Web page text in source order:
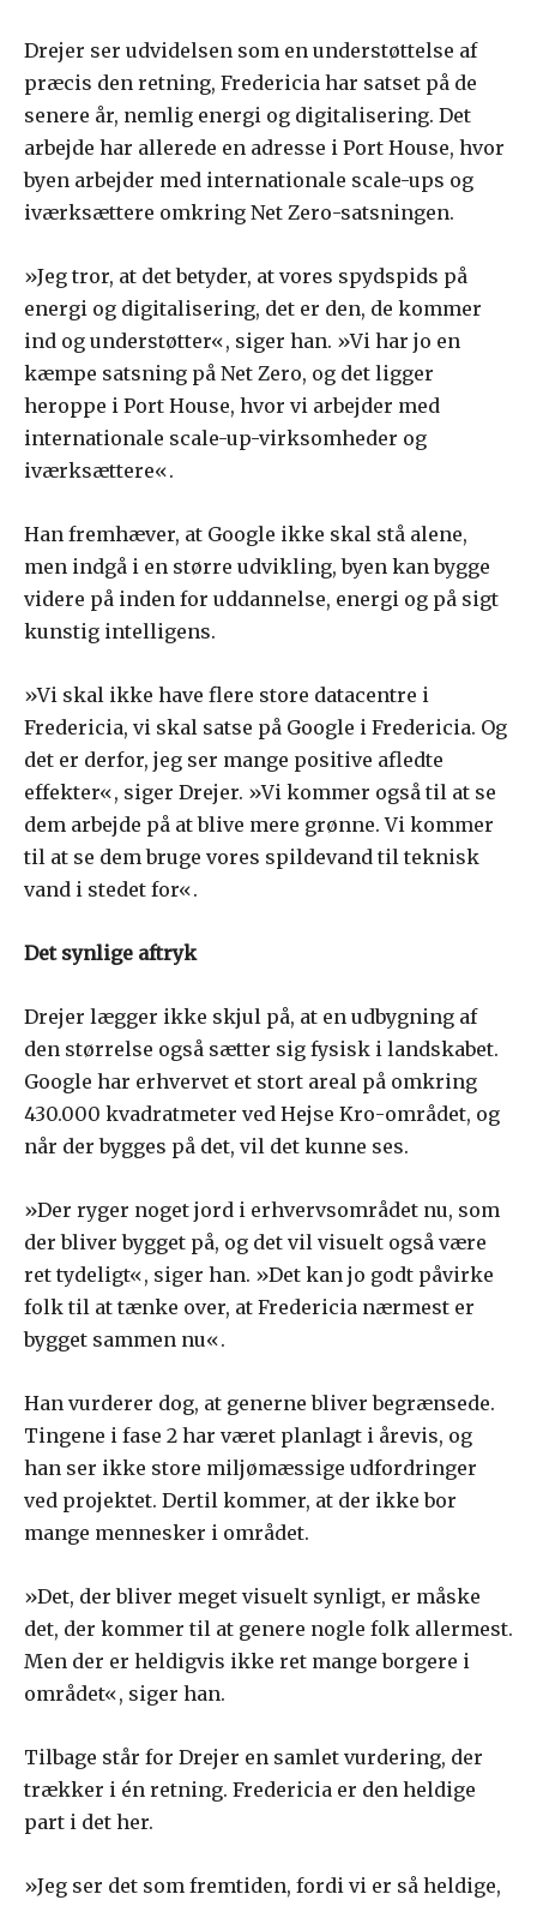
Drejer ser udvidelsen som en understøttelse af
præcis den retning, Fredericia har satset på de
senere år, nemlig energi og digitalisering. Det
arbejde har allerede en adresse i Port House, hvor
byen arbejder med internationale scale-ups og
iværksættere omkring Net Zero-satsningen.
»Jeg tror, at det betyder, at vores spydspids på
energi og digitalisering, det er den, de kommer
ind og understøtter«, siger han. »Vi har jo en
kæmpe satsning på Net Zero, og det ligger
heroppe i Port House, hvor vi arbejder med
internationale scale-up-virksomheder og
iværksættere«.
Han fremhæver, at Google ikke skal stå alene,
men indgå i en større udvikling, byen kan bygge
videre på inden for uddannelse, energi og på sigt
kunstig intelligens.
»Vi skal ikke have flere store datacentre i
Fredericia, vi skal satse på Google i Fredericia. Og
det er derfor, jeg ser mange positive afledte
effekter«, siger Drejer. »Vi kommer også til at se
dem arbejde på at blive mere grønne. Vi kommer
til at se dem bruge vores spildevand til teknisk
vand i stedet for«.
Det synlige aftryk
Drejer lægger ikke skjul på, at en udbygning af
den størrelse også sætter sig fysisk i landskabet.
Google har erhvervet et stort areal på omkring
430.000 kvadratmeter ved Hejse Kro-området, og
når der bygges på det, vil det kunne ses.
»Der ryger noget jord i erhvervsområdet nu, som
der bliver bygget på, og det vil visuelt også være
ret tydeligt«, siger han. »Det kan jo godt påvirke
folk til at tænke over, at Fredericia nærmest er
bygget sammen nu«.
Han vurderer dog, at generne bliver begrænsede.
Tingene i fase 2 har været planlagt i årevis, og
han ser ikke store miljømæssige udfordringer
ved projektet. Dertil kommer, at der ikke bor
mange mennesker i området.
»Det, der bliver meget visuelt synligt, er måske
det, der kommer til at genere nogle folk allermest.
Men der er heldigvis ikke ret mange borgere i
området«, siger han.
Tilbage står for Drejer en samlet vurdering, der
trækker i én retning. Fredericia er den heldige
part i det her.
»Jeg ser det som fremtiden, fordi vi er så heldige,